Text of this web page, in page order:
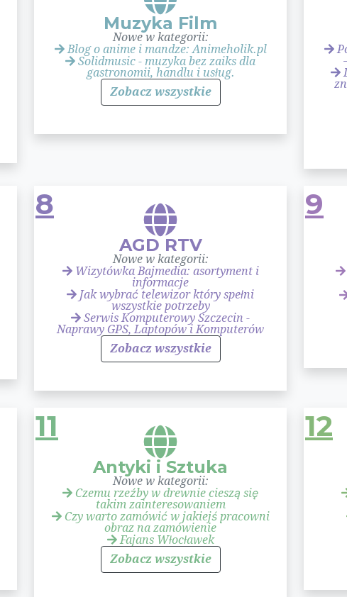
Muzyka Film
Nowe w kategorii:
Blog o anime i mandze: Animeholik.pl
Solidmusic - muzyka bez zaiks dla
gastronomii, handlu i usług.
Zobacz wszystkie
8
AGD RTV
Nowe w kategorii:
Wizytówka Bajmedia: asortyment i
informacje
Jak wybrać telewizor który spełni
wszystkie potrzeby
Serwis Komputerowy Szczecin -
Naprawy GPS, Laptopów i Komputerów
Zobacz wszystkie
9
11
Antyki i Sztuka
Nowe w kategorii:
Czemu rzeźby w drewnie cieszą się
takim zainteresowaniem
Czy warto zamówić w jakiejś pracowni
obraz na zamówienie
Fajans Włocławek
Zobacz wszystkie
12